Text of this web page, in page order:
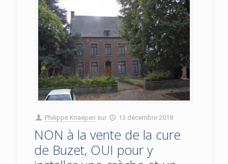
Philippe Knaepen sur 13 décembre 2018
NON à la vente de la cure
de Buzet, OUI pour y